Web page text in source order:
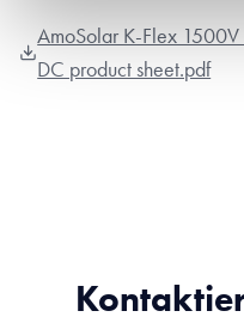
AmoSolar K-Flex
DC product sheet.pdf